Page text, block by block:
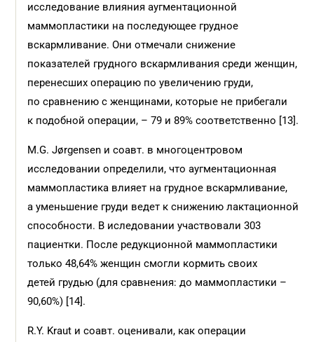
исследование влияния аугментационной
маммопластики на последующее грудное
вскармливание. Они отмечали снижение
показателей грудного вскармливания среди женщин,
перенесших операцию по увеличению груди,
по сравнению с женщинами, которые не прибегали
к подобной операции, – 79 и 89% соответственно [13].
M.G. Jørgensen и соавт. в многоцентровом
исследовании определили, что аугментационная
маммопластика влияет на грудное вскармливание,
а уменьшение груди ведет к снижению лактационной
способности. В иследовании участвовали 303
пациентки. После редукционной маммопластики
только 48,64% женщин смогли кормить своих
детей грудью (для сравнения: до маммопластики –
90,60%) [14].
R.Y. Kraut и соавт. оценивали, как операции